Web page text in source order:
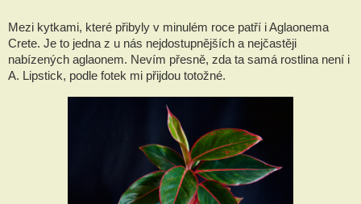
Mezi kytkami, které přibyly v minulém roce patří i Aglaonema
Crete. Je to jedna z u nás nejdostupnějších a nejčastěji
nabízených aglaonem. Nevím přesně, zda ta samá rostlina není i
A. Lipstick, podle fotek mi přijdou totožné.